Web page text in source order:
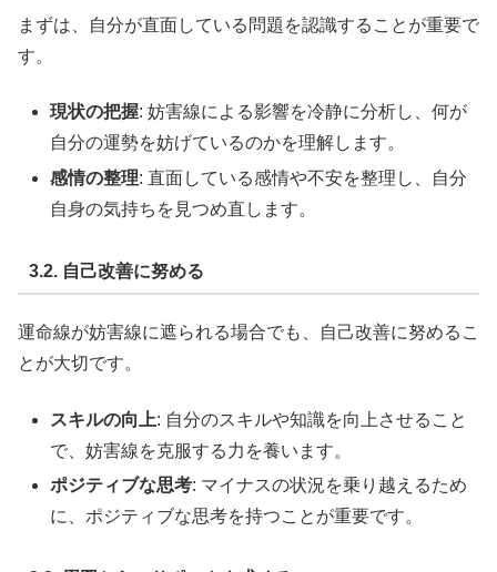
まずは、自分が直面している問題を認識することが重要で
す。
現状の把握: 妨害線による影響を冷静に分析し、何が
自分の運勢を妨げているのかを理解します。
感情の整理: 直面している感情や不安を整理し、自分
自身の気持ちを見つめ直します。
3.2. 自己改善に努める
運命線が妨害線に遮られる場合でも、自己改善に努めるこ
とが大切です。
スキルの向上: 自分のスキルや知識を向上させること
で、妨害線を克服する力を養います。
ポジティブな思考: マイナスの状況を乗り越えるため
に、ポジティブな思考を持つことが重要です。